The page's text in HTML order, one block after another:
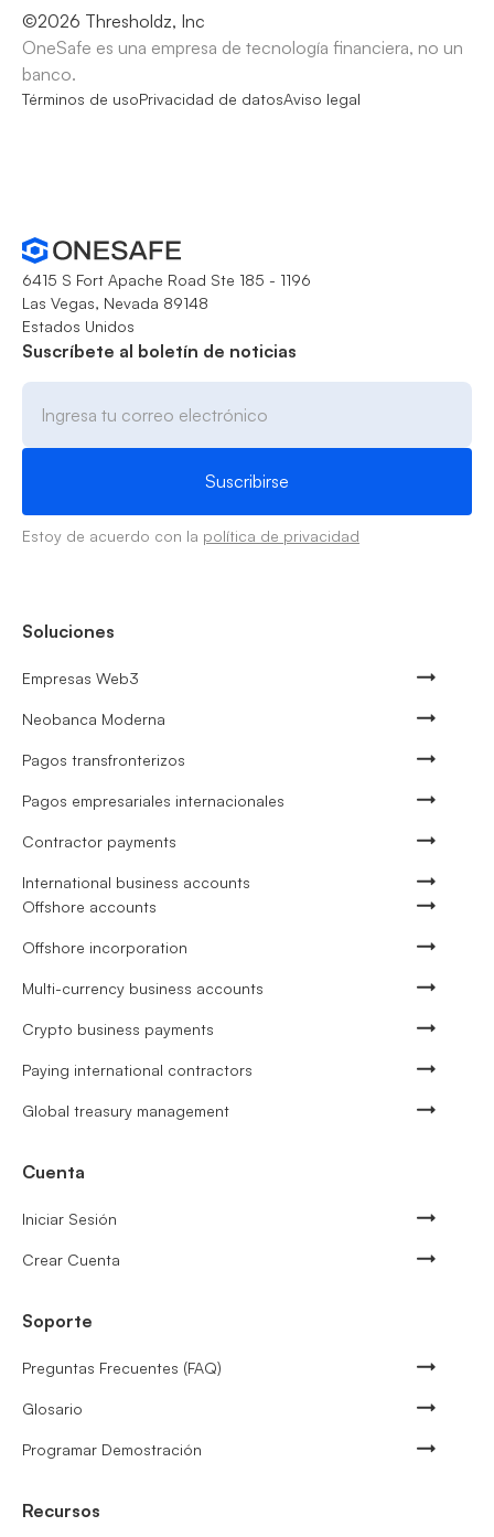
©2026 Thresholdz, Inc
OneSafe es una empresa de tecnología financiera, no un
banco.
Términos de usoPrivacidad de datosAviso legal
6415 S Fort Apache Road Ste 185 - 1196
Las Vegas, Nevada 89148
Estados Unidos
Suscríbete al boletín de noticias
Estoy de acuerdo con la política de privacidad
Soluciones
Empresas Web3
Neobanca Moderna
Pagos transfronterizos
Pagos empresariales internacionales
Contractor payments
International business accounts
Offshore accounts
Offshore incorporation
Multi-currency business accounts
Crypto business payments
Paying international contractors
Global treasury management
Cuenta
Iniciar Sesión
Crear Cuenta
Soporte
Preguntas Frecuentes (FAQ)
Glosario
Programar Demostración
Recursos